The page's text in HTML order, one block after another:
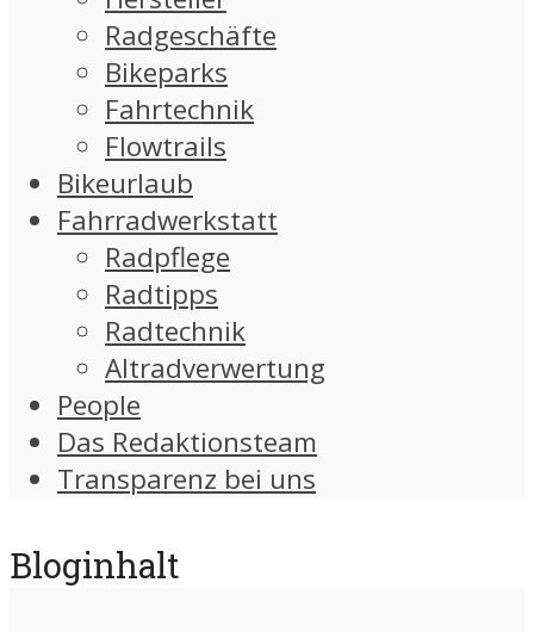
Radgeschäfte
Bikeparks
Fahrtechnik
Flowtrails
Bikeurlaub
Fahrradwerkstatt
Radpflege
Radtipps
Radtechnik
Altradverwertung
People
Das Redaktionsteam
Transparenz bei uns
Bloginhalt